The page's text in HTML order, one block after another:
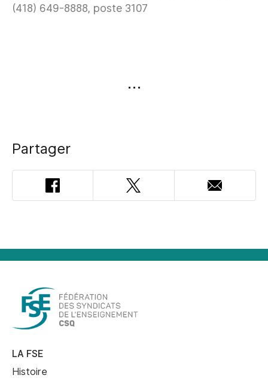
(418) 649-8888, poste 3107
Partager
Facebook Twitter
Adresse
courriel
LA FSE
Histoire